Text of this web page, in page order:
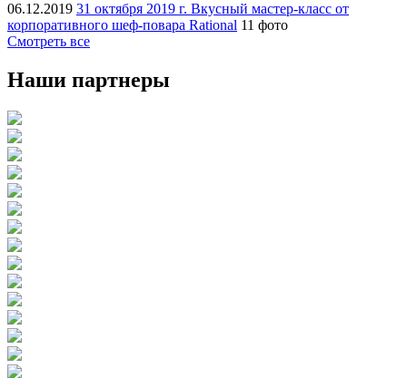
06.12.2019 31 октября 2019 г. Вкусный мастер-класс от
корпоративного шеф-повара Rational 11 фото
Смотреть все
Наши партнеры